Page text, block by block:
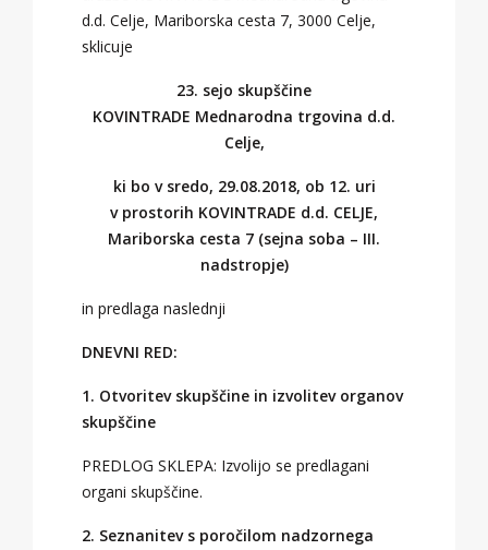
d.d. Celje, Mariborska cesta 7, 3000 Celje,
sklicuje
23. sejo skupščine
KOVINTRADE Mednarodna trgovina d.d.
Celje,
ki bo v sredo, 29.08.2018, ob 12. uri
v prostorih KOVINTRADE d.d. CELJE,
Mariborska cesta 7 (sejna soba – III.
nadstropje)
in predlaga naslednji
DNEVNI RED:
1. Otvoritev skupščine in izvolitev organov
skupščine
PREDLOG SKLEPA: Izvolijo se predlagani
organi skupščine.
2. Seznanitev s poročilom nadzornega